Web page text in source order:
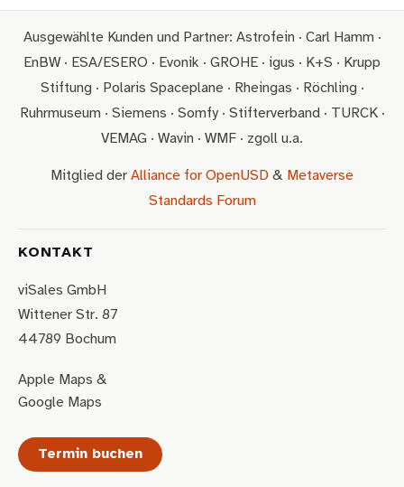
Ausgewählte Kunden und Partner: Astrofein · Carl Hamm ·
EnBW · ESA/ESERO · Evonik · GROHE · igus · K+S · Krupp
Stiftung · Polaris Spaceplane · Rheingas · Röchling ·
Ruhrmuseum · Siemens · Somfy · Stifterverband · TURCK ·
VEMAG · Wavin · WMF · zgoll u.a.
Mitglied der Alliance for OpenUSD & Metaverse
Standards Forum
KONTAKT
viSales GmbH
Wittener Str. 87
44789 Bochum
Apple Maps &
Google Maps
Termin buchen